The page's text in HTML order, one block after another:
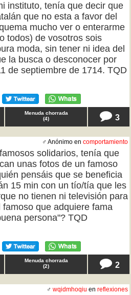
instituto, tenía que decir que
que no esta a favor del
mucho ver o enterarme
todos) de vosotros sois
moda, sin tener ni idea del
la busca o desconocer por
de septiembre de 1714. TQD
Menuda chorrada
(4) 3
♂ Anónimo en comportamiento
solidarios, tenía que
unas fotos de un famoso
pensáis que se beneficia
15 min con un tío/tía que les
no tienen ni televisión para
que adquiere fama
persona"? TQD
Menuda chorrada
(2) 2
♂ wqidmhoqiu en reflexiones